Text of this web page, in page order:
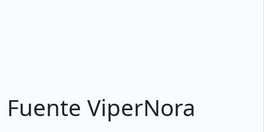
Fuente ViperNora